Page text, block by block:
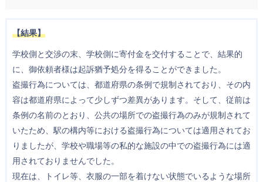
【結果】
学校側と交渉の末、学校側に寄付金を交付することで、結果的
に、御依頼者様は起訴猶予処分を得ることができました。
盗撮行為については、都道府県の条例で規制されており、その内
容は都道府県によって少しずつ差異があります。そして、従前は
条例の名前のとおり、公共の場所での盗撮行為のみが規制されて
いたため、駅の構内等における盗撮行為については適用されてお
りましたが、学校や職場等の私的な施設の中での盗撮行為には適
用されておりませんでした。
現在は、トイレ等、衣服の一部を着けない状態でいるような場所